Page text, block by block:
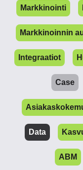
Markkinointi
Markkinoinnin
Integraatiot
Case
Data
ABM